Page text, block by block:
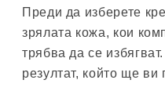
Преди да изберете
зрялата кожа, кои
трябва да се
резултат, който ще